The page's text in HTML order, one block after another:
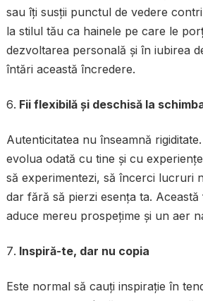
sau îți susții punctul de vedere
la stilul tău ca hainele pe care le
dezvoltarea personală și în iubirea
întări această încredere.
Fii flexibilă și deschisă la
Autenticitatea nu înseamnă
evolua odată cu tine și cu
să experimentezi, să încerci lucruri
dar fără să pierzi esența ta. Această
aduce mereu prospețime și un aer
Inspiră-te, dar nu copia
Este normal să cauți inspirație în